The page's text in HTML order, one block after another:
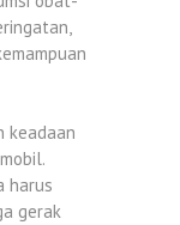
keadaan
harus
gerak